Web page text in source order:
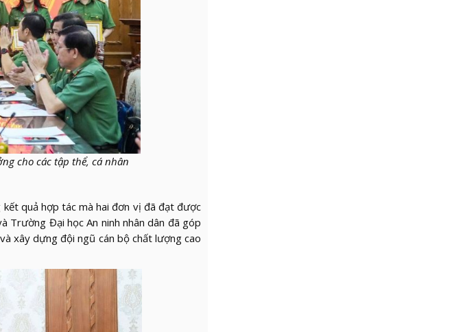
cho các tập thể, cá nhân
quả hợp tác mà hai đơn vị đã đạt được
Trường Đại học An ninh nhân dân đã góp
xây dựng đội ngũ cán bộ chất lượng cao